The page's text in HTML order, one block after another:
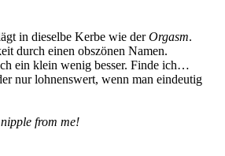
in dieselbe Kerbe wie derOrgasm.
durch einen obszönen Namen.
ein klein wenig besser. Finde ich…
nur lohnenswert, wenn man eindeutig
from me!